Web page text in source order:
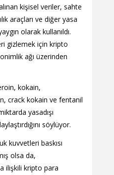
kişisel veriler, sahte
araçları ve diğer yasa
olarak kullanıldı.
gizlemek için kripto
ağı üzerinden
kokain,
crack kokain ve fentanil
yasadışı
söylüyor.
kuvvetleri baskısı
olsa da,
ilişkili kripto para